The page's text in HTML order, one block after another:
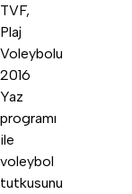
TVF,
Plaj
Voleybolu
2016
Yaz
programı
ile
voleybol
tutkusunu